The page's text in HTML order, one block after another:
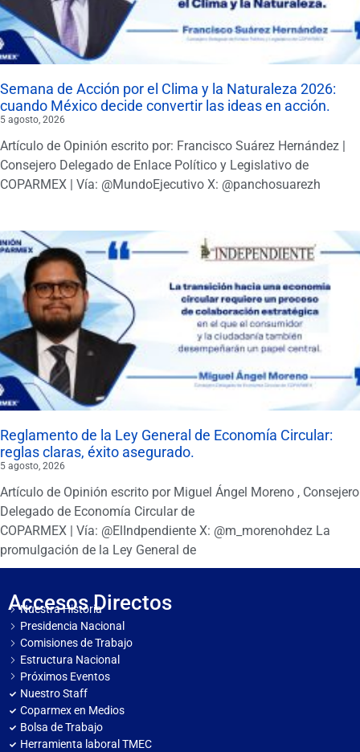
Semana de Acción por el Clima y la Naturaleza 2026:
cuando México decide convertir las ideas en acción.
5 agosto, 2026
Artículo de Opinión escrito por: Francisco Suárez Hernández |
Consejero Delegado de Enlace Político y Legislativo de
COPARMEX | Vía: @MundoEjecutivo X: @panchosuarezh
Reglamento de la Ley General de Economía Circular:
reglas claras, éxito asegurado.
5 agosto, 2026
Artículo de Opinión escrito por Miguel Ángel Moreno , Consejero
Delegado de Economía Circular de
COPARMEX | Vía: @ElIndpendiente X: @m_morenohdez La
promulgación de la Ley General de
Accesos Directos
Nuestra Historia
Presidencia Nacional
Comisiones de Trabajo
Estructura Nacional
Próximos Eventos
Nuestro Staff
Coparmex en Medios
Bolsa de Trabajo
Herramienta laboral TMEC